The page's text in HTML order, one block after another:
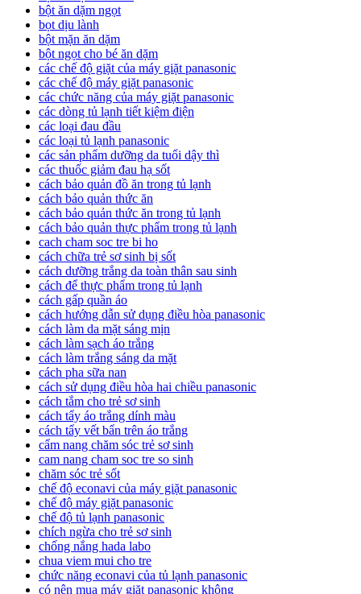
bột ăn dặm ngọt
bọt dịu lành
bột mặn ăn dặm
bột ngọt cho bé ăn dặm
các chế độ giặt của máy giặt panasonic
các chế độ máy giặt panasonic
các chức năng của máy giặt panasonic
các dòng tủ lạnh tiết kiệm điện
các loại đau đầu
các loại tủ lạnh panasonic
các sản phẩm dưỡng da tuổi dậy thì
các thuốc giảm đau hạ sốt
cách bảo quản đồ ăn trong tủ lạnh
cách bảo quản thức ăn
cách bảo quản thức ăn trong tủ lạnh
cách bảo quản thực phẩm trong tủ lạnh
cach cham soc tre bi ho
cách chữa trẻ sơ sinh bị sốt
cách dưỡng trắng da toàn thân sau sinh
cách để thực phẩm trong tủ lạnh
cách gấp quần áo
cách hướng dẫn sử dụng điều hòa panasonic
cách làm da mặt sáng mịn
cách làm sạch áo trắng
cách làm trắng sáng da mặt
cách pha sữa nan
cách sử dụng điều hòa hai chiều panasonic
cách tắm cho trẻ sơ sinh
cách tẩy áo trắng dính màu
cách tẩy vết bẩn trên áo trắng
cẩm nang chăm sóc trẻ sơ sinh
cam nang cham soc tre so sinh
chăm sóc trẻ sốt
chế độ econavi của máy giặt panasonic
chế độ máy giặt panasonic
chế độ tủ lạnh panasonic
chích ngừa cho trẻ sơ sinh
chống nắng hada labo
chua viem mui cho tre
chức năng econavi của tủ lạnh panasonic
có nên mua máy giặt panasonic không